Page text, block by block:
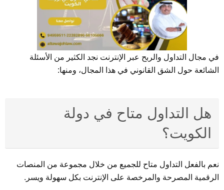
في مجال التداول والربح عبر الإنترنت نجد الكثير من الأسئلة
الشائعة حول الشق القانوني في هذا المجال، ومنها:
هل التداول متاح في دولة
الكويت؟
نعم بالفعل التداول متاح للجميع من خلال مجموعة من المنصات
الرقمية المصرحة والمرخصة على الإنترنت بكل سهولة ويسر.